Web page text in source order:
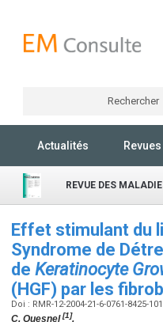
Rechercher
Actualités Revues
REVUE DES
Effet stimulant du
Syndrome de
de Keratinocyte
(HGF) par les
Doi : RMR-12-2004-21-6-0761-8425-
C. Quesnel[1],